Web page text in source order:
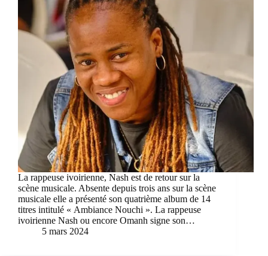
La rappeuse ivoirienne, Nash est de retour sur la
scène musicale. Absente depuis trois ans sur la scène
musicale elle a présenté son quatrième album de 14
titres intitulé « Ambiance Nouchi ». La rappeuse
ivoirienne Nash ou encore Omanh signe son…
5 mars 2024